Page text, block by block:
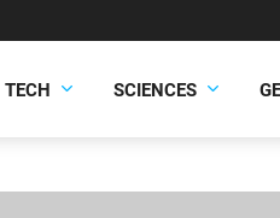
TECH SCIENCES